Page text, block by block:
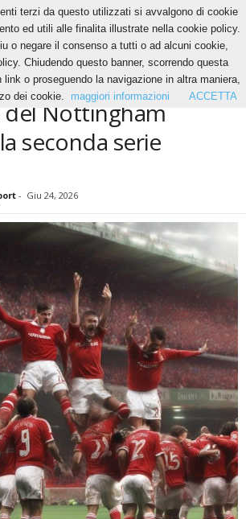
Americano
Il miracolo del Nottingham Forest: dalla
AMERICANO
del Nottingham
seconda serie
- Giu 24, 2026
terzi da questo utilizzati si avvalgono di cookie
ed utili alle finalita illustrate nella cookie policy.
o negare il consenso a tutti o ad alcuni cookie,
Chiudendo questo banner, scorrendo questa
o proseguendo la navigazione in altra maniera,
dei cookie.
maggiori informazioni ACCETTA